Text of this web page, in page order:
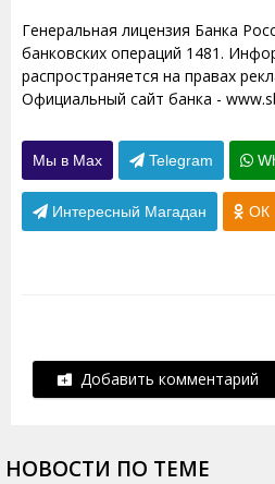
Генеральная лицензия Банка
банковских операций 1481.
распространяется на правах
Официальный сайт банка -
Мы в Max Telegram
Интересный Магадан ОК
Добавить комментарий
НОВОСТИ ПО ТЕМЕ